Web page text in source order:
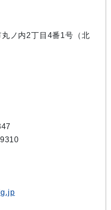
ノ内2丁目4番1号（北